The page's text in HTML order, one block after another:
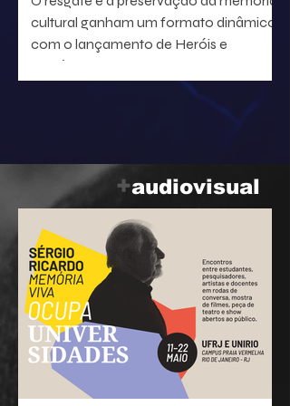
cultural ganham um formato dinâmico
com o lançamento de Heróis e
heroínas da MPB. O projeto, idealizado
pelo radialista e produtor Geraldo Leite
— integrante do grupo Rumo, nome
Baptistão, propõe uma navegação
interativa pela história da música
popular brasileira.
+audiovisual